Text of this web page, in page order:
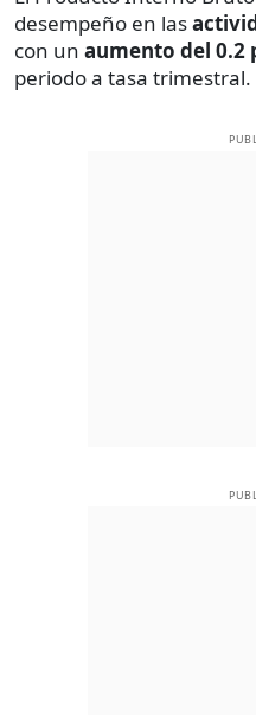
desempeño en las
con un aumento del 0.2
periodo a tasa trimestral.